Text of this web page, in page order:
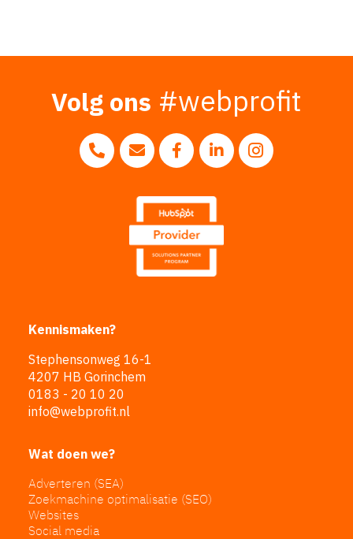
Volg ons #webprofit
Bel ons op 0183 - 20 10 20
Mail ons naar info@webprofit.nl
Volg ons op Facebook
Volg ons opVolg ons op
Kennismaken?
Stephensonweg 16-1
4207 HB Gorinchem
0183 - 20 10 20
info@webprofit.nl
Wat doen we?
Adverteren (SEA)
Zoekmachine optimalisatie (SEO)
Websites
Social media